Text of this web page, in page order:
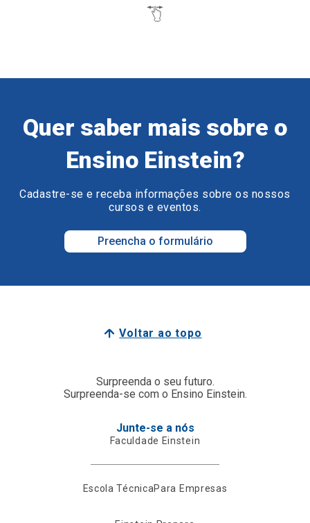
Quer saber mais sobre o
Ensino Einstein?
Cadastre-se e receba informações sobre os nossos
cursos e eventos.
Preencha o formulário
Voltar ao topo
Surpreenda o seu futuro.
Surpreenda-se com o Ensino Einstein.
Junte-se a nós
Faculdade Einstein
Escola TécnicaPara Empresas